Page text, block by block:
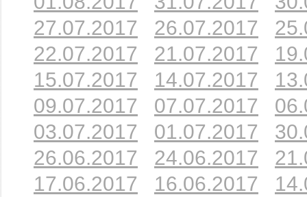
27.07.2017
26.07.2017
22.07.2017
21.07.2017
15.07.2017
14.07.2017
09.07.2017
07.07.2017
03.07.2017
01.07.2017
26.06.2017
24.06.2017
17.06.2017
16.06.2017